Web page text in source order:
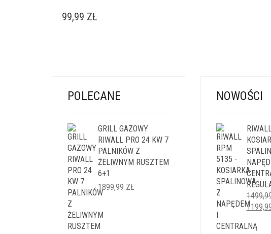
99,99 ZŁ
POLECANE
GRILL GAZOWY
RIWALL PRO 24 KW 7
PALNIKÓW Z
ŻELIWNYM RUSZTEM
6+1
1899,99 ZŁ
NOWOŚCI